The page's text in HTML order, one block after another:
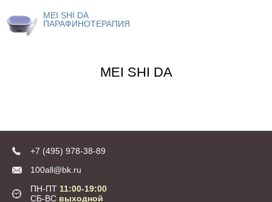
MEI SHI DA
ПАРАФИНОТЕРАПИЯ
MEI SHI DA
+7 (495) 978-38-89
100all@bk.ru
ПН-ПТ 11:00-19:00
СБ-ВС выходной